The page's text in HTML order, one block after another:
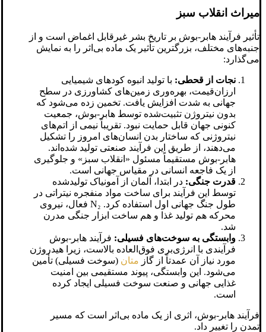
میراث انقلاب سبز
تأثیر فرآیند هابر-بوش بر تاریخ بشر غیرقابل اغماض است و از
جنبه‌های مختلف، بزرگترین تأثیر یک ماده بی‌اثر را به نمایش
می‌گذارد:
نجات از قحطی: با تولید انبوه کودهای شیمیایی
ارزان‌قیمت، بهره‌وری زمین‌های کشاورزی در سطح
جهانی به شدت افزایش یافت. تخمین زده می‌شود که
بدون نیتروژن تثبیت‌شده توسط هابر-بوش، جمعیت
کنونی جهان قابل حمایت نبود. تقریباً نیمی از اتم‌های
نیتروژنی که ساختار بدن انسان‌های امروز را تشکیل
می‌دهند، از طریق این فرآیند صنعتی تولید شده‌اند.
هابر-بوش مستقیماً مسئول «انقلاب سبز» و جلوگیری
از یک فاجعه انسانی در مقیاس جهانی است.
قدرت جنگی: در ابتدا، آلمان از آمونیاک تولیدشده
توسط این فرآیند برای ساخت مواد منفجره نیتراتی در
طول جنگ جهانی اول استفاده کرد. N₂ فعال، نیروی
محرکه هم تولید غذا و هم ساخت ابزار جنگی مدرن
شد.
وابستگی به سوخت‌های فسیلی: فرآیند هابر-بوش
فرآیندی با انرژی‌بری فوق‌العاده بالاست، زیرا هیدروژن
مورد نیاز آن عمدتاً از گاز متان (سوخت فسیلی) تأمین
می‌شود. این وابستگی، پیوند مستقیمی بین امنیت
غذایی جهانی و صنعت سوخت فسیلی ایجاد کرده
است.
فرآیند هابر-بوش، اثری از یک ماده بی‌اثر است که مسیر
تمدن را تغییر داد.